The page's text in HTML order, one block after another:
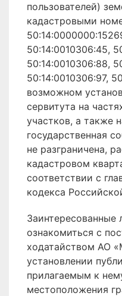
пользователей)
кадастровыми
50:14:0010306:45,
50:14:0010306:88,
50:14:0010306:97,
возможном
сервитута на
участков, а также
государственная
не разграничена,
кадастровом
соответствии с
кодекса
Заинтересованные
ознакомиться с
ходатайством АО
установлении
прилагаемым к
местоположения